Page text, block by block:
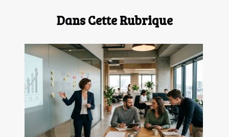
Dans Cette Rubrique